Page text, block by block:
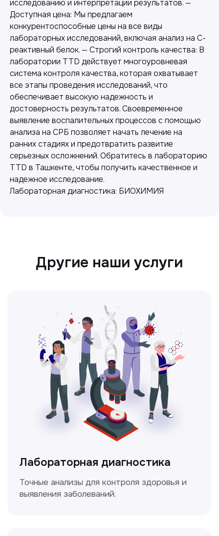
исследованию и интерпретации результатов. —
Доступная цена: Мы предлагаем
конкурентоспособные цены на все виды
лабораторных исследований, включая анализ на С-
реактивный белок. — Строгий контроль качества: В
лаборатории TTD действует многоуровневая
система контроля качества, которая охватывает
все этапы проведения исследований, что
обеспечивает высокую надежность и
достоверность результатов. Своевременное
выявление воспалительных процессов с помощью
анализа на СРБ позволяет начать лечение на
ранних стадиях и предотвратить развитие
серьезных осложнений. Обратитесь в лабораторию
TTD в Ташкенте, чтобы получить качественное и
надежное исследование.
Лабораторная диагностика: БИОХИМИЯ
Лабораторная диагностика
Точные анализы для контроля здоровья и
выявления заболеваний.
Ультразвуковая диагностика
Безопасный и точный метод для
обследования внутренних органов.